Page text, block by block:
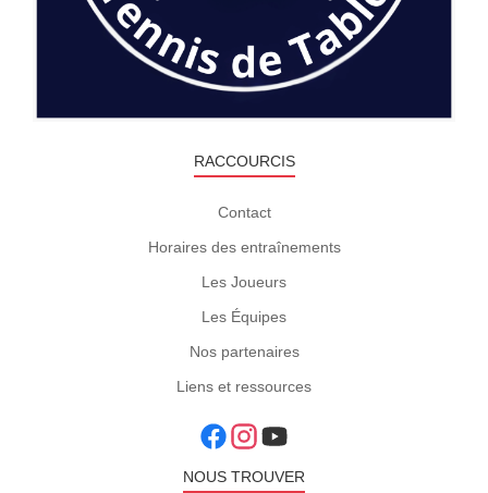
RACCOURCIS
Contact
Horaires des entraînements
Les Joueurs
Les Équipes
Nos partenaires
Liens et ressources
NOUS TROUVER